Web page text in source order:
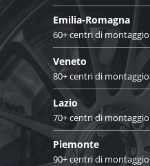
Emilia-Romagna
60+ centri di montaggio
Veneto
80+ centri di montaggio
Lazio
70+ centri di montaggio
Piemonte
90+ centri di montaggio